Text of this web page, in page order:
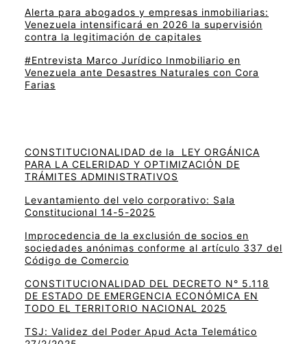
Alerta para abogados y empresas inmobiliarias:
Venezuela intensificará en 2026 la supervisión
contra la legitimación de capitales
#Entrevista Marco Jurídico Inmobiliario en
Venezuela ante Desastres Naturales con Cora
Farias
CONSTITUCIONALIDAD de la LEY ORGÁNICA
PARA LA CELERIDAD Y OPTIMIZACIÓN DE
TRÁMITES ADMINISTRATIVOS
Levantamiento del velo corporativo: Sala
Constitucional 14-5-2025
Improcedencia de la exclusión de socios en
sociedades anónimas conforme al artículo 337 del
Código de Comercio
CONSTITUCIONALIDAD DEL DECRETO N° 5.118
DE ESTADO DE EMERGENCIA ECONÓMICA EN
TODO EL TERRITORIO NACIONAL 2025
TSJ: Validez del Poder Apud Acta Telemático